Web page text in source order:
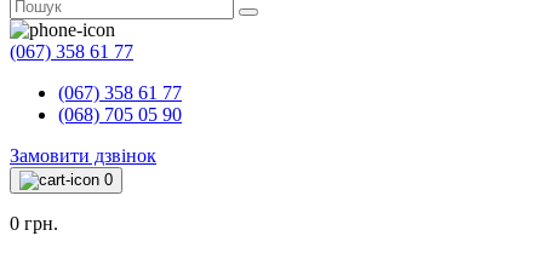
(067) 358 61 77
(067) 358 61 77
(068) 705 05 90
Замовити дзвінок
0
0 грн.